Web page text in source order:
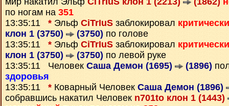
по ногам на 351
13:35:11 * Эльф CiTrIuS заблокировал
клон 1 (3750)
(3750) по голове
13:35:11 * Эльф CiTrIuS заблокировал
клон 1 (3750)
(3750) по левой руке
13:35:11 Человек Саша Демон (1695) (1896)
здоровья
13:35:11 * Коварный Человек Саша Демон (1896)
собравшись накатил Человек n701to клон 1 (1443)